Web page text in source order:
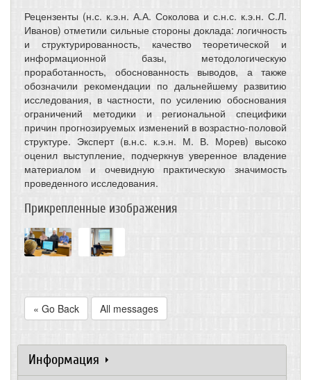
Рецензенты (н.с. к.э.н. А.А. Соколова и с.н.с. к.э.н. С.Л.
Иванов) отметили сильные стороны доклада: логичность
и структурированность, качество теоретической и
информационной базы, методологическую
проработанность, обоснованность выводов, а также
обозначили рекомендации по дальнейшему развитию
исследования, в частности, по усилению обоснования
ограничений методики и региональной специфики
причин прогнозируемых изменений в возрастно-половой
структуре. Эксперт (в.н.с. к.э.н. М. В. Морев) высоко
оценил выступление, подчеркнув уверенное владение
материалом и очевидную практическую значимость
проведенного исследования.
Прикрепленные изображения
« Go Back All messages
Информация